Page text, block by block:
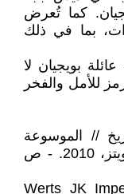
كما تُعرض
بما في ذلك
بويجيان لا
للأمل والفخر
// الموسوعة
الأثيوبية: O–X. - فيسبادن: دار هاراسويتز، 2010. - ص
Werts JK